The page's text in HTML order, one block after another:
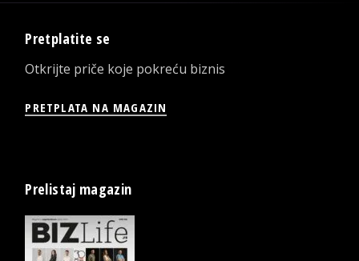
Pretplatite se
Otkrijte priče koje pokreću biznis
PRETPLATA NA MAGAZIN
Prelistaj magazin